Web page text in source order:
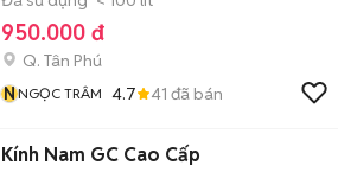
950.000 đ
Q. Tân Phú
NNGỌC TRÂM 4.7 41 đã bán
Kính Nam GC Cao Cấp